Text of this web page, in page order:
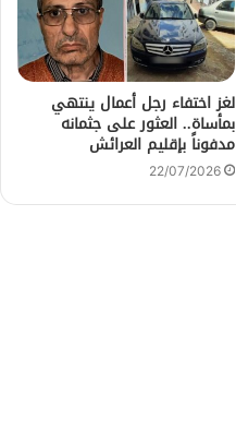
لغز اختفاء رجل أعمال ينتهي
بمأساة.. العثور على جثمانه
مدفوناً بإقليم العرائش
22/07/2026